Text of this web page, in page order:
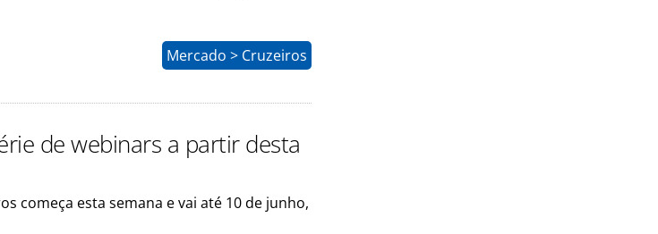
Mercado > Cruzeiros
de webinars a partir desta
começa esta semana e vai até 10 de junho,